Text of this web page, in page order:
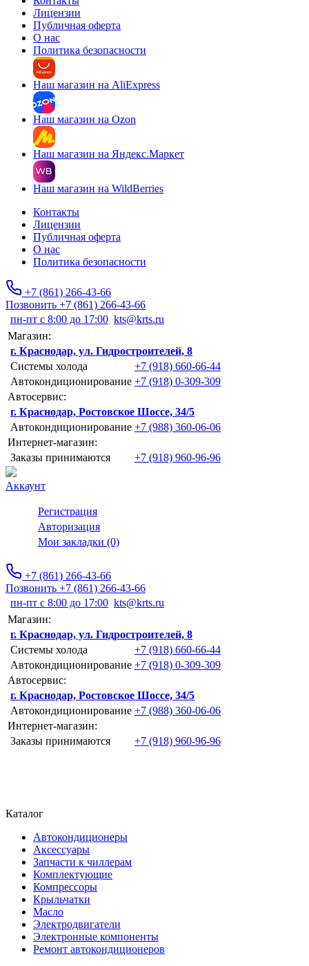
Лицензии
Публичная оферта
О нас
Политика безопасности
Наш магазин на AliExpress
Наш магазин на Ozon
Наш магазин на Яндекс.Маркет
Наш магазин на WildBerries
Контакты
Лицензии
Публичная оферта
О нас
Политика безопасности
+7 (861) 266-43-66
Позвонить +7 (861) 266-43-66
пн-пт с 8:00 до 17:00 kts@krts.ru
Магазин:
г. Краснодар, ул. Гидростроителей, 8
Системы холода
+7 (918) 660-66-44
Автокондиционирование +7 (918) 0-309-309
Автосервис:
г. Краснодар, Ростовское Шоссе, 34/5
Автокондиционирование +7 (988) 360-06-06
Интернет-магазин:
Заказы принимаются
+7 (918) 960-96-96
Аккаунт
Регистрация
Авторизация
Мои закладки (0)
+7 (861) 266-43-66
Позвонить +7 (861) 266-43-66
пн-пт с 8:00 до 17:00 kts@krts.ru
Магазин:
г. Краснодар, ул. Гидростроителей, 8
Системы холода
+7 (918) 660-66-44
Автокондиционирование +7 (918) 0-309-309
Автосервис:
г. Краснодар, Ростовское Шоссе, 34/5
Автокондиционирование +7 (988) 360-06-06
Интернет-магазин:
Заказы принимаются
+7 (918) 960-96-96
Каталог
Автокондиционеры
Аксессуары
Запчасти к чиллерам
Комплектующие
Компрессоры
Крыльчатки
Масло
Электродвигатели
Электронные компоненты
Ремонт автокондиционеров